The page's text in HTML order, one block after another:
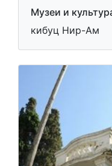
Музеи и
кибуц Нир-Ам